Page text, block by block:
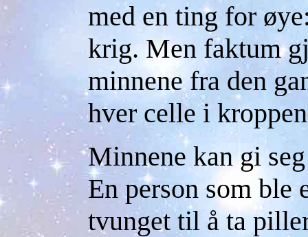
med en ting for
krig. Men faktum
minnene fra den
hver celle i
Minnene kan gi
En person som ble
tvunget til å ta